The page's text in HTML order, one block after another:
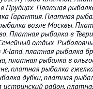
Прудцах. Платная
Гарантия. Платная
возле Москвы.
Платная рыбалка в
отдых.
land. платная рыбалка
платная рыбалка в
платная рыбалка
дубки, платная
истринский район,